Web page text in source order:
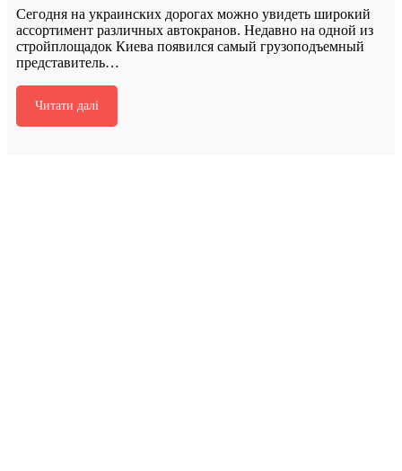
Сегодня на украинских дорогах можно увидеть широкий
ассортимент различных автокранов. Недавно на одной из
стройплощадок Киева появился самый грузоподъемный
представитель…
Читати далі